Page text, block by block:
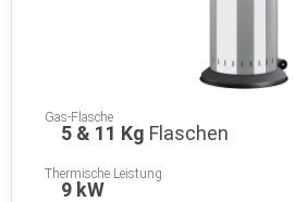
Gas-Flasche
5 & 11 Kg Flaschen
Thermische Leistung
9 kW